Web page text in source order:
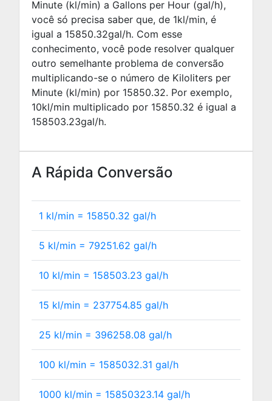
Minute (kl/min) a Gallons per Hour (gal/h),
você só precisa saber que, de 1kl/min, é
igual a 15850.32gal/h. Com esse
conhecimento, você pode resolver qualquer
outro semelhante problema de conversão
multiplicando-se o número de Kiloliters per
Minute (kl/min) por 15850.32. Por exemplo,
10kl/min multiplicado por 15850.32 é igual a
158503.23gal/h.
A Rápida Conversão
1 kl/min = 15850.32 gal/h
5 kl/min = 79251.62 gal/h
10 kl/min = 158503.23 gal/h
15 kl/min = 237754.85 gal/h
25 kl/min = 396258.08 gal/h
100 kl/min = 1585032.31 gal/h
1000 kl/min = 15850323.14 gal/h